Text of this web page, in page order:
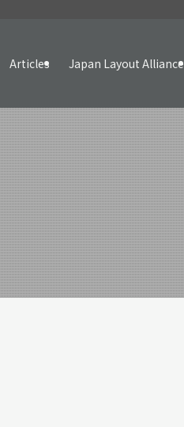
Articles Japan Layout Alliance